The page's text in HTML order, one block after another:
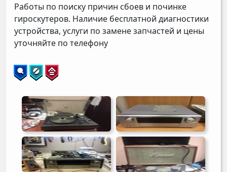
Работы по поиску причин сбоев и починке
гироскутеров. Наличие бесплатной диагностики
устройства, услуги по замене запчастей и цены
уточняйте по телефону